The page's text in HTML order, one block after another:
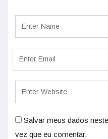
Salvar meus dados
vez que eu comentar.